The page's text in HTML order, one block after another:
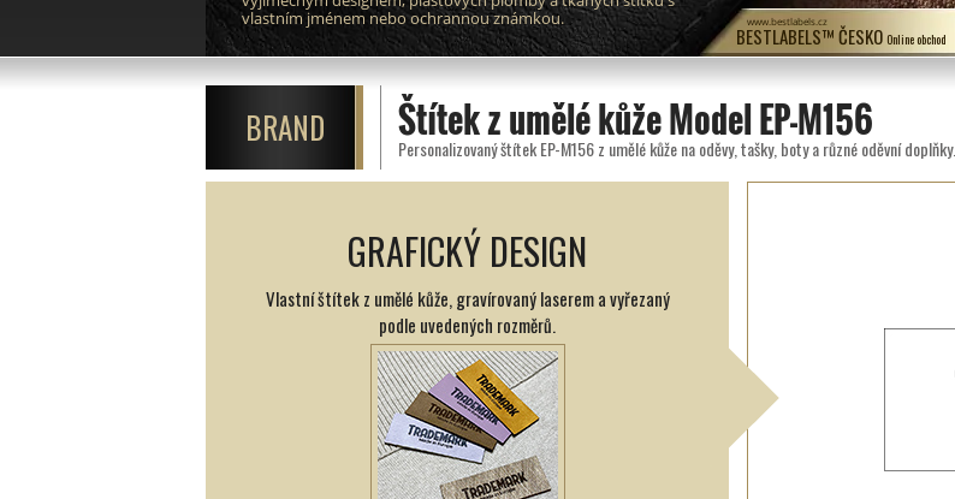
BESTLABELS™ ČESKO Online obchod
www.bestlabels.cz
vlastním jménem nebo ochrannou známkou.
BRAND Štítek z umělé kůže Model EP-M156
Personalizovaný štítek EP-M156 z umělé kůže na oděvy, tašky, boty a různé oděvní doplňky.
GRAFICKÝ DESIGN
Vlastní štítek z umělé kůže, gravírovaný laserem a vyřezaný
podle uvedených rozměrů.